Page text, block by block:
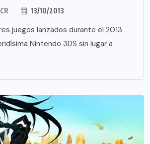
13/10/2013
juegos lanzados durante el 2013
Nintendo 3DS sin lugar a